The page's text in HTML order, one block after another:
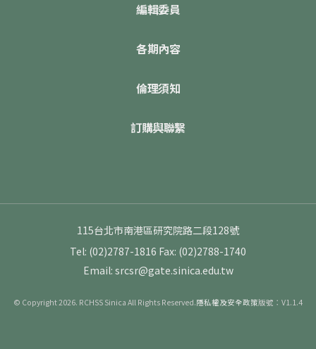
編輯委員
各期內容
倫理須知
訂購與聯繫
115台北市南港區研究院路二段128號
Tel: (02)2787-1816 Fax: (02)2788-1740
Email: srcsr@gate.sinica.edu.tw
© Copyright 2026. RCHSS Sinica All Rights Reserved.隱私權及安全政策版號：V1.1.4